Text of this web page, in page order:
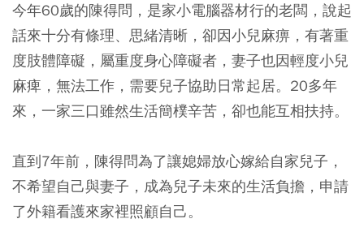
今年60歲的陳得問，是家小電腦器材行的老闆，說起
話來十分有條理、思緒清晰，卻因小兒麻痹，有著重
度肢體障礙，屬重度身心障礙者，妻子也因輕度小兒
麻痺，無法工作，需要兒子協助日常起居。20多年
來，一家三口雖然生活簡樸辛苦，卻也能互相扶持。
直到7年前，陳得問為了讓媳婦放心嫁給自家兒子，
不希望自己與妻子，成為兒子未來的生活負擔，申請
了外籍看護來家裡照顧自己。